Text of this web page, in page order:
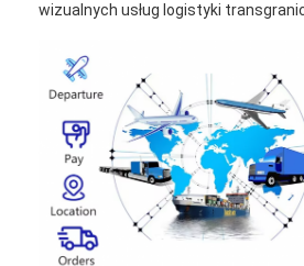
wizualnych usług logistyki